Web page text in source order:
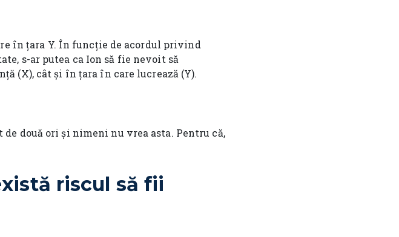
în țara Y. În funcție de acordul privind
s-ar putea ca Ion să fie nevoit să
(X), cât și în țara în care lucrează (Y).
două ori și nimeni nu vrea asta. Pentru că,
riscul să fii